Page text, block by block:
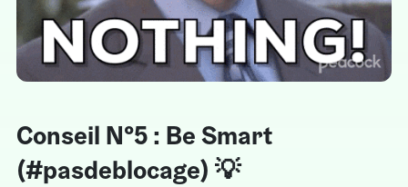
Conseil N°5 : Be Smart
(#pasdeblocage) 💡